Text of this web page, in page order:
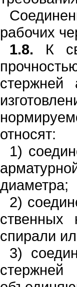
рабочих
1.8. К
стержней
относят:
1)
ар
диаметра;
2) соедин
ственных
спирали
3)